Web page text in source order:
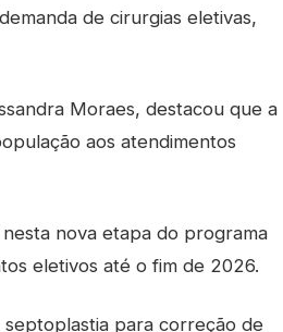
de cirurgias eletivas,
Moraes, destacou que a
aos atendimentos
nova etapa do programa
eletivos até o fim de 2026.
para correção de